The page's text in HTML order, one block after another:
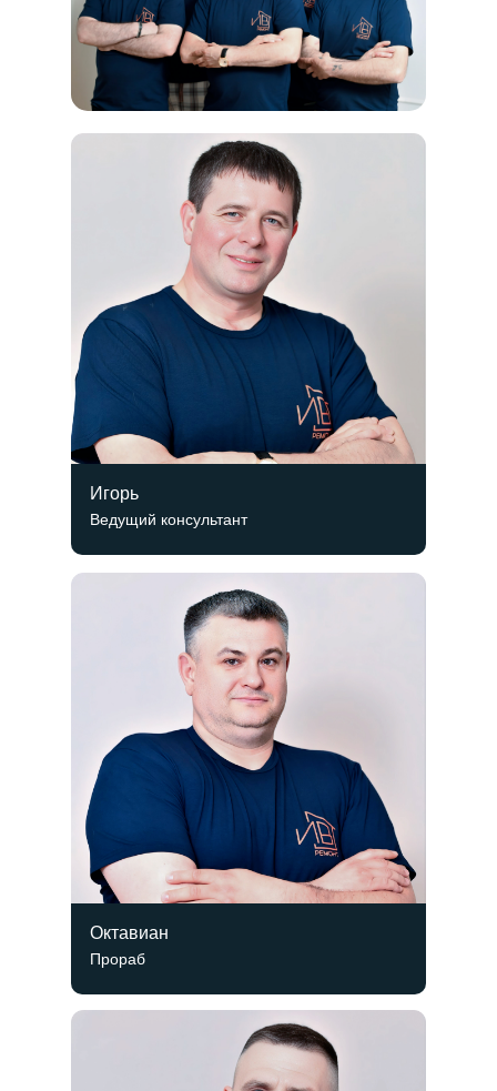
Игорь
Ведущий консультант
Октавиан
Прораб
Как мы работаем Портфолио
Видео-обзор
Связаться с нами
ИП Трихук Андрея Игоревна, ИНН 331605065443
Все права защищены, копирование запрещено и
Политика конфиденциальности